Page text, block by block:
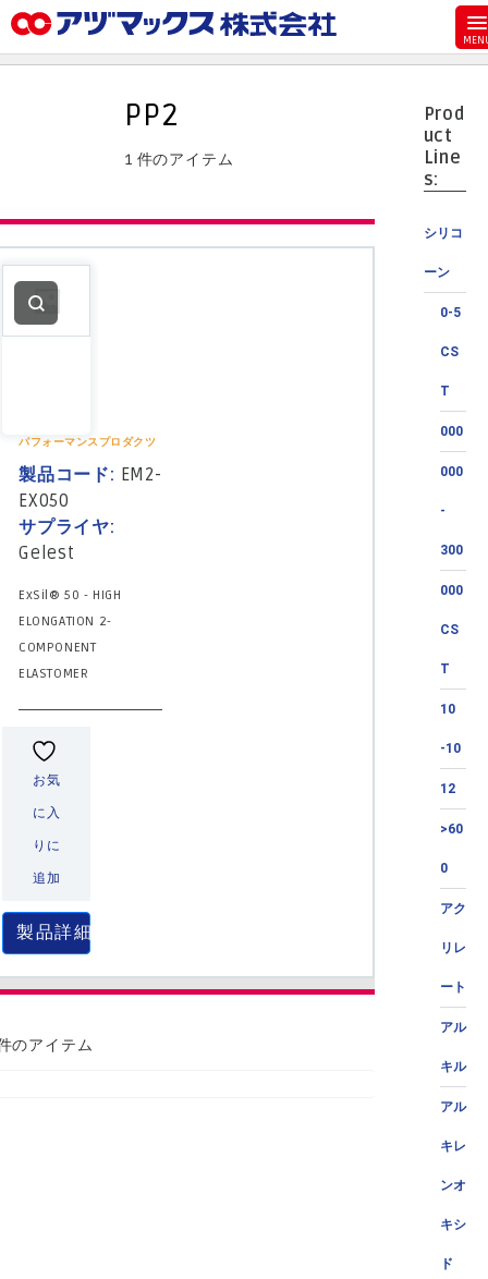
代理店一覧
支払い
Prod
uct
Line
s:
シリコ
ーン
0-5
CS
T
000
000
-
300
000
CS
T
10
-10
12
>60
0
アク
リレ
ート
アル
キル
アル
キレ
ンオ
キシ
ド
PP2
1 件のアイテム
パフォーマンスプロダクツ
製品コード: EM2-
EX050
サプライヤ:
Gelest
ExSil® 50 - HIGH
ELONGATION 2-
COMPONENT
ELASTOMER
お気
に入
りに
追加
製品詳細
のアイテム